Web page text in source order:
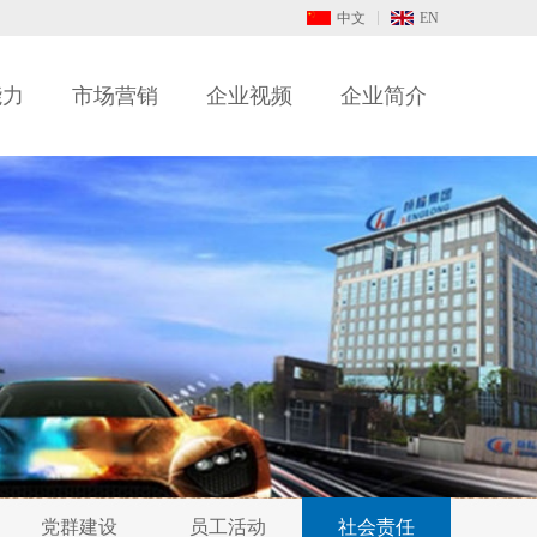
中文 EN
市场营销 企业视频 企业简介
党群建设 员工活动 社会责任